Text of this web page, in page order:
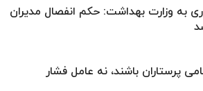
به وزارت بهداشت: حکم انفصال مدیران
پرستاران باشند، نه عامل فشار